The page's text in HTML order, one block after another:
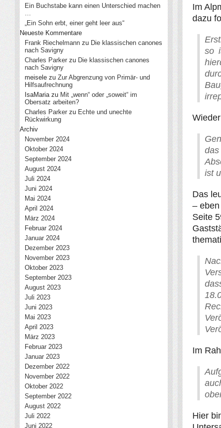
Im
dazu
so
ist
Das
–
Seite
Im
Hier
Ein Buchstabe kann einen Unterschied machen
…
„Ein Sohn erbt, einer geht leer aus“
Neueste Kommentare
Frank Riechelmann zu Die klassischen canones
nach Savigny
Charles Parker zu Die klassischen canones
nach Savigny
meisele zu Zur Abgrenzung von Primär- und
Hilfsaufrechnung
IsaMariazu Mit „wenn“ oder „soweit“ im
Obersatz arbeiten?
Charles Parker zu Echte und unechte
Rückwirkung
Archiv
November 2024
Oktober 2024
September 2024
August 2024
Juli 2024
Juni 2024
Mai 2024
April 2024
März 2024
Februar 2024
Januar 2024
Dezember 2023
November 2023
Oktober 2023
September 2023
August 2023
Juli 2023
Juni 2023
Mai 2023
April 2023
März 2023
Februar 2023
Januar 2023
Dezember 2022
November 2022
Oktober 2022
September 2022
August 2022
Juli 2022
Juni 2022